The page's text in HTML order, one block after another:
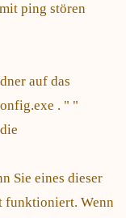
ping stören
auf das
. " "
Sie eines dieser
funktioniert. Wenn